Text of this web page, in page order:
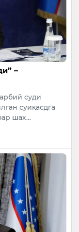
–
суди
суиқасдга
шах…